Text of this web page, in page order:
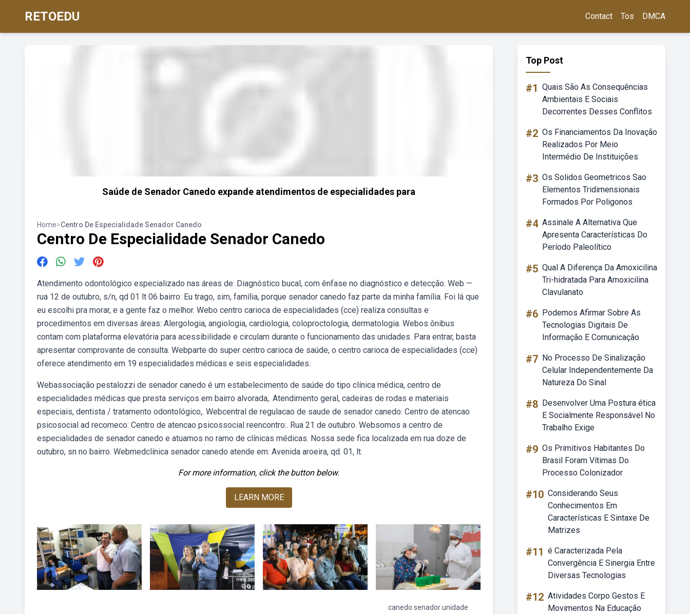
RETOEDU Contact Tos DMCA
Saúde de Senador Canedo expande atendimentos de especialidades para
Home>Centro De Especialidade Senador Canedo
Centro De Especialidade Senador Canedo
Atendimento odontológico especializado nas áreas de: Diagnóstico bucal, com ênfase no diagnóstico e detecção. Web —
rua 12 de outubro, s/n, qd 01 lt 06 bairro: Eu trago, sim, família, porque senador canedo faz parte da minha família. Foi lá que
eu escolhi pra morar, e a gente faz o melhor. Webo centro carioca de especialidades (cce) realiza consultas e
procedimentos em diversas áreas: Alergologia, angiologia, cardiologia, coloproctologia, dermatologia. Webos ônibus
contam com plataforma elevatória para acessibilidade e circulam durante o funcionamento das unidades. Para entrar, basta
apresentar comprovante de consulta. Webparte do super centro carioca de saúde, o centro carioca de especialidades (cce)
oferece atendimento em 19 especialidades médicas e seis especialidades.
Webassociação pestalozzi de senador canedo é um estabelecimento de saúde do tipo clínica médica, centro de
especialidades médicas que presta serviços em bairro alvorada,. Atendimento geral, cadeiras de rodas e materiais
especiais, dentista / tratamento odontológico,. Webcentral de regulacao de saude de senador canedo: Centro de atencao
psicosocial ad recomeco: Centro de atencao psicossocial reencontro:. Rua 21 de outubro. Websomos a centro de
especialidades de senador canedo e atuamos no ramo de clínicas médicas. Nossa sede fica localizada em rua doze de
outubro, sn no bairro. Webmedclínica senador canedo atende em: Avenida aroeira, qd. 01, lt.
For more information, click the button below.
LEARN MORE
canedo senador unidade
Top Post
#1 Quais São As Consequências
Ambientais E Sociais
Decorrentes Desses Conflitos
#2 Os Financiamentos Da Inovação
Realizados Por Meio
Intermédio De Instituições
#3 Os Solidos Geometricos Sao
Elementos Tridimensionais
Formados Por Poligonos
#4 Assinale A Alternativa Que
Apresenta Características Do
Período Paleolítico
#5 Qual A Diferença Da Amoxicilina
Tri-hidratada Para Amoxicilina
Clavulanato
#6 Podemos Afirmar Sobre As
Tecnologias Digitais De
Informação E Comunicação
#7 No Processo De Sinalização
Celular Independentemente Da
Natureza Do Sinal
#8 Desenvolver Uma Postura ética
E Socialmente Responsável No
Trabalho Exige
#9 Os Primitivos Habitantes Do
Brasil Foram Vítimas Do
Processo Colonizador
#10 Considerando Seus
Conhecimentos Em
Características E Sintaxe De
Matrizes
#11 é Caracterizada Pela
Convergência E Sinergia Entre
Diversas Tecnologias
#12 Atividades Corpo Gestos E
Movimentos Na Educação